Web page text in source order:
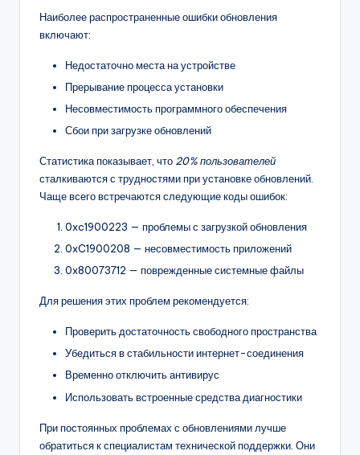
Наиболее распространенные ошибки обновления
включают:
Недостаточно места на устройстве
Прерывание процесса установки
Несовместимость программного обеспечения
Сбои при загрузке обновлений
Статистика показывает, что 20% пользователей
сталкиваются с трудностями при установке обновлений.
Чаще всего встречаются следующие коды ошибок:
0xc1900223 — проблемы с загрузкой обновления
0xC1900208 — несовместимость приложений
0x80073712 — поврежденные системные файлы
Для решения этих проблем рекомендуется:
Проверить достаточность свободного пространства
Убедиться в стабильности интернет-соединения
Временно отключить антивирус
Использовать встроенные средства диагностики
При постоянных проблемах с обновлениями лучше
обратиться к специалистам технической поддержки. Они